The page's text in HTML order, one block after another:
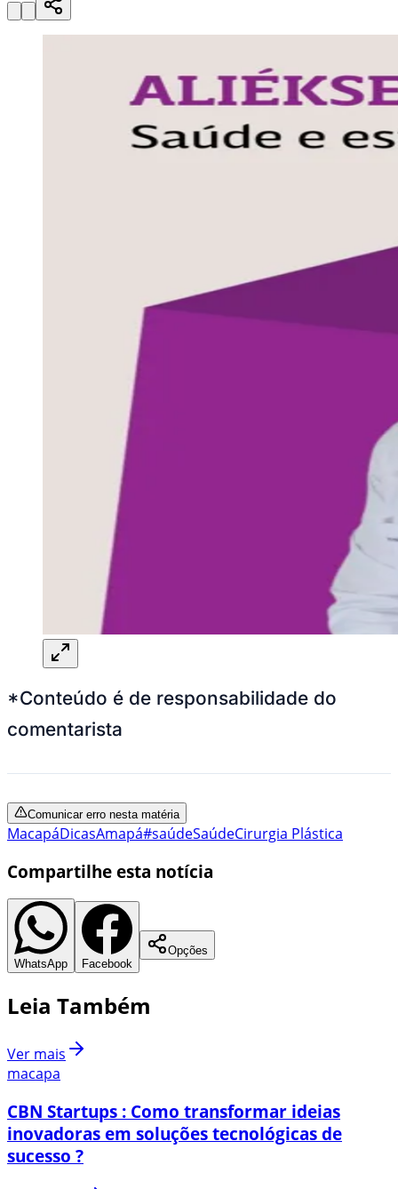
*Conteúdo é de responsabilidade do
comentarista
Comunicar erro nesta matéria
MacapáDicasAmapá#saúdeSaúdeCirurgia Plástica
Compartilhe esta notícia
WhatsApp Facebook
Opções
Leia Também
Ver mais
macapa
CBN Startups : Como transformar ideias
inovadoras em soluções tecnológicas de
sucesso ?